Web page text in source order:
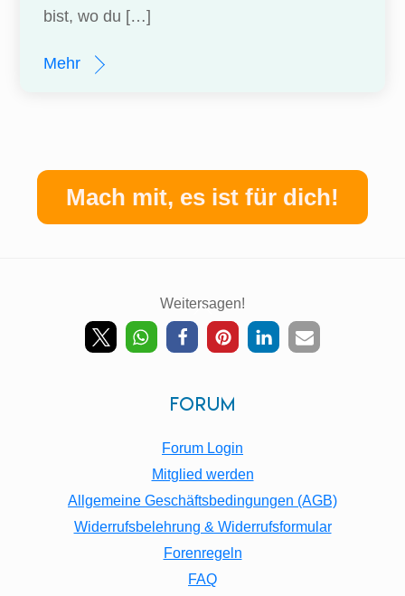
bist, wo du […]
Mehr
Mach mit, es ist für dich!
Weitersagen!
Back
To
Forum
Forum Login
Mitglied werden
Allgemeine Geschäftsbedingungen (AGB)
Widerrufsbelehrung & Widerrufsformular
Forenregeln
FAQ